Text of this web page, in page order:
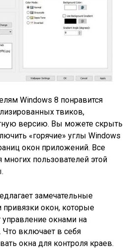
Windows 8 понравится
твиков,
версию. Вы можете скрыть
«горячие» углы Windows
окон приложений. Все
пользователей этой
замечательные
окон, которые
окнами на
Что включает в себя
окна для контроля краев.